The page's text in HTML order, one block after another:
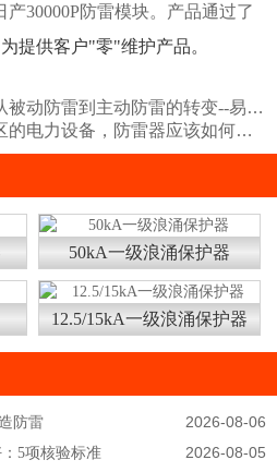
30000P防雷模块。产品通过了
为提供客户"零"维护产品。
防雷到主动防雷的转变--易造防雷
设备，防雷器应该如何选择？易造防雷
50kA一级浪涌保护器
12.5/15kA一级浪涌保护器
2026-08-06
防雷
2026-08-05
5项核验标准